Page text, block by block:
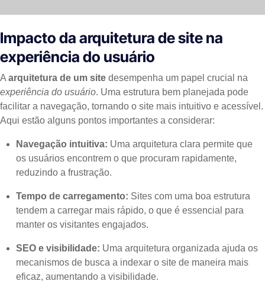
Impacto da arquitetura de site na
experiência do usuário
A arquitetura de um site desempenha um papel crucial na
experiência do usuário. Uma estrutura bem planejada pode
facilitar a navegação, tornando o site mais intuitivo e acessível.
Aqui estão alguns pontos importantes a considerar:
Navegação intuitiva: Uma arquitetura clara permite que
os usuários encontrem o que procuram rapidamente,
reduzindo a frustração.
Tempo de carregamento: Sites com uma boa estrutura
tendem a carregar mais rápido, o que é essencial para
manter os visitantes engajados.
SEO e visibilidade: Uma arquitetura organizada ajuda os
mecanismos de busca a indexar o site de maneira mais
eficaz, aumentando a visibilidade.